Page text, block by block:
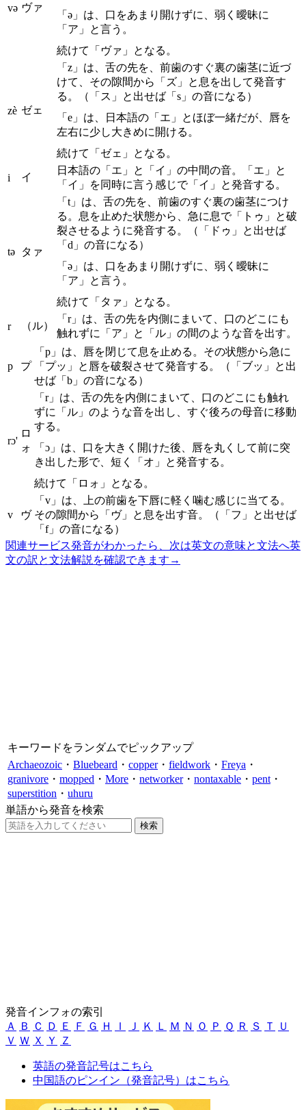
və ヴァ
「ə」は、口をあまり開けずに、弱く曖昧に
「ア」と言う。
続けて「ヴァ」となる。
zè ゼェ
「z」は、舌の先を、前歯のすぐ裏の歯茎に近づ
けて、その隙間から「ズ」と息を出して発音す
る。（「ス」と出せば「s」の音になる）
「e」は、日本語の「エ」とほぼ一緒だが、唇を
左右に少し大きめに開ける。
続けて「ゼェ」となる。
i イ
日本語の「エ」と「イ」の中間の音。「エ」と
「イ」を同時に言う感じで「イ」と発音する。
tə タァ
「t」は、舌の先を、前歯のすぐ裏の歯茎につけ
る。息を止めた状態から、急に息で「トゥ」と破
裂させるように発音する。（「ドゥ」と出せば
「d」の音になる）
「ə」は、口をあまり開けずに、弱く曖昧に
「ア」と言う。
続けて「タァ」となる。
r （ル）
「r」は、舌の先を内側にまいて、口のどこにも
触れずに「ア」と「ル」の間のような音を出す。
p プ
「p」は、唇を閉じて息を止める。その状態から急に
「プッ」と唇を破裂させて発音する。（「ブッ」と出
せば「b」の音になる）
rɔ'
ロ
ォ
「r」は、舌の先を内側にまいて、口のどこにも触れ
ずに「ル」のような音を出し、すぐ後ろの母音に移動
する。
「ɔ」は、口を大きく開けた後、唇を丸くして前に突
き出した形で、短く「オ」と発音する。
続けて「ロォ」となる。
v ヴ
「v」は、上の前歯を下唇に軽く噛む感じに当てる。
その隙間から「ヴ」と息を出す音。（「フ」と出せば
「f」の音になる）
関連サービス発音がわかったら、次は英文の意味と文法へ英
文の訳と文法解説を確認できます →
キーワードをランダムでピックアップ
Archaeozoic ・ Bluebeard ・ copper・ fieldwork ・ Freya ・
granivore ・ mopped ・ More ・ networker・ nontaxable ・ pent ・
superstition ・ uhuru
単語から発音を検索
発音インフォの索引
Ａ
Ｂ Ｃ Ｄ Ｅ Ｆ Ｇ Ｈ Ｉ Ｊ Ｋ Ｌ Ｍ Ｎ Ｏ Ｐ Ｑ Ｒ Ｓ Ｔ
Ｕ
Ｖ Ｗ Ｘ Ｙ Ｚ
英語の発音記号はこちら
中国語のピンイン（発音記号）はこちら